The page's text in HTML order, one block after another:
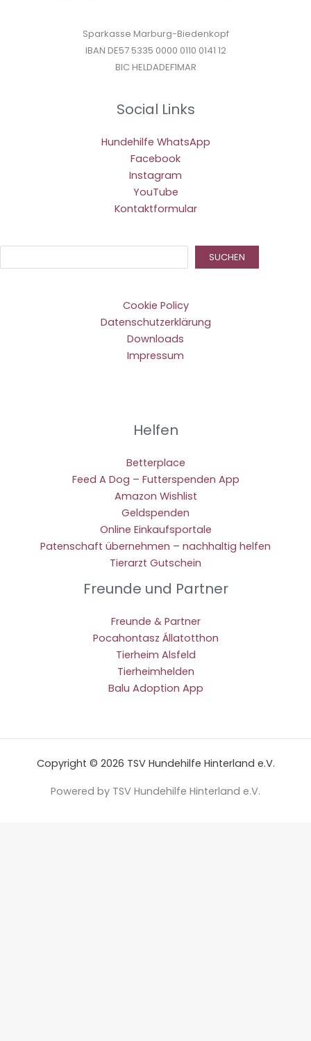
Sparkasse Marburg-Biedenkopf
IBAN DE57 5335 0000 0110 0141 12
BIC HELDADEF1MAR
Social Links
Hundehilfe WhatsApp
Facebook
Instagram
YouTube
Kontaktformular
SUCHEN
Cookie Policy
Datenschutzerklärung
Downloads
Impressum
Helfen
Betterplace
Feed A Dog – Futterspenden App
Amazon Wishlist
Geldspenden
Online Einkaufsportale
Patenschaft übernehmen – nachhaltig helfen
Tierarzt Gutschein
Freunde und Partner
Freunde & Partner
Pocahontasz Állatotthon
Tierheim Alsfeld
Tierheimhelden
Balu Adoption App
Copyright © 2026 TSV Hundehilfe Hinterland e.V.
Powered by TSV Hundehilfe Hinterland e.V.